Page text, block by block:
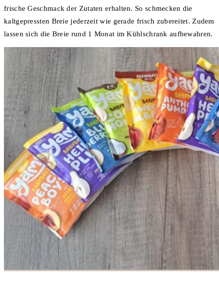
frische Geschmack der Zutaten erhalten. So schmecken die
kaltgepressten Breie jederzeit wie gerade frisch zubereitet. Zudem
lassen sich die Breie rund 1 Monat im Kühlschrank aufbewahren.